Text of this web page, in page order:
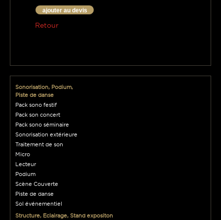
ajouter au devis
Retour
Sonorisation, Podium,
Piste de danse
Pack sono festif
Pack son concert
Pack sono séminaire
Sonorisation extérieure
Traitement de son
Micro
Lecteur
Podium
Scène Couverte
Piste de danse
Sol événementiel
Structure, Eclairage, Stand expositon